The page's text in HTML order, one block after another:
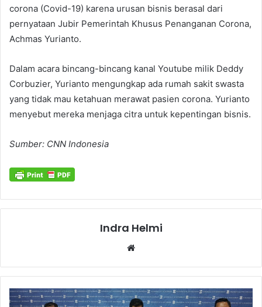
corona (Covid-19) karena urusan bisnis berasal dari
pernyataan Jubir Pemerintah Khusus Penanganan Corona,
Achmas Yurianto.
Dalam acara bincang-bincang kanal Youtube milik Deddy
Corbuzier, Yurianto mengungkap ada rumah sakit swasta
yang tidak mau ketahuan merawat pasien corona. Yurianto
menyebut mereka menjaga citra untuk kepentingan bisnis.
Sumber: CNN Indonesia
Indra Helmi